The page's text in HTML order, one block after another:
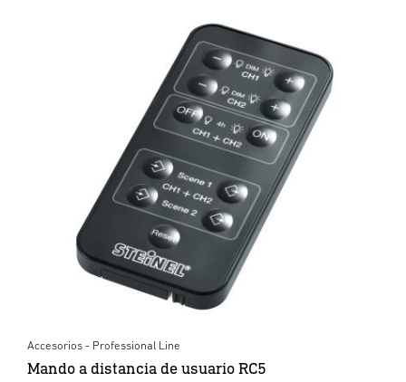
Accesorios - Professional Line
Mando a distancia de usuario RC5